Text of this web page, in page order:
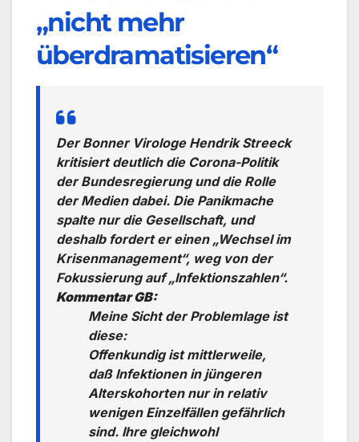
„nicht mehr
überdramatisieren“
Der Bonner Virologe Hendrik Streeck
kritisiert deutlich die Corona-Politik
der Bundesregierung und die Rolle
der Medien dabei. Die Panikmache
spalte nur die Gesellschaft, und
deshalb fordert er einen „Wechsel im
Krisenmanagement“, weg von der
Fokussierung auf „Infektionszahlen“.
Kommentar GB:
Meine Sicht der Problemlage ist
diese:
Offenkundig ist mittlerweile,
daß Infektionen in jüngeren
Alterskohorten nur in relativ
wenigen Einzelfällen gefährlich
sind. Ihre gleichwohl